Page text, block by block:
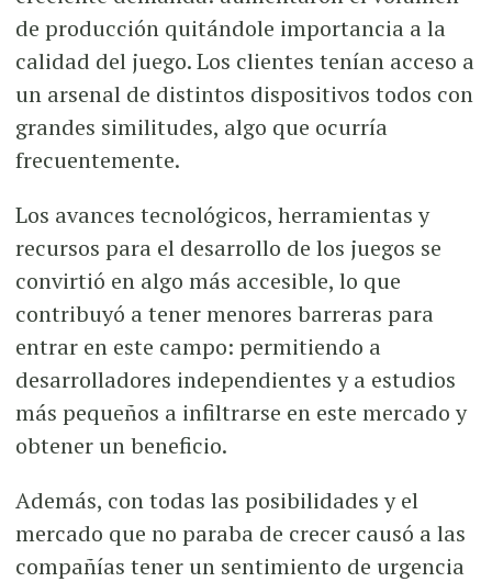
de producción quitándole importancia a la
calidad del juego. Los clientes tenían acceso a
un arsenal de distintos dispositivos todos con
grandes similitudes, algo que ocurría
frecuentemente.
Los avances tecnológicos, herramientas y
recursos para el desarrollo de los juegos se
convirtió en algo más accesible, lo que
contribuyó a tener menores barreras para
entrar en este campo: permitiendo a
desarrolladores independientes y a estudios
más pequeños a infiltrarse en este mercado y
obtener un beneficio.
Además, con todas las posibilidades y el
mercado que no paraba de crecer causó a las
compañías tener un sentimiento de urgencia